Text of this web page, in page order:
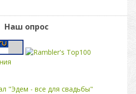
Наш опрос